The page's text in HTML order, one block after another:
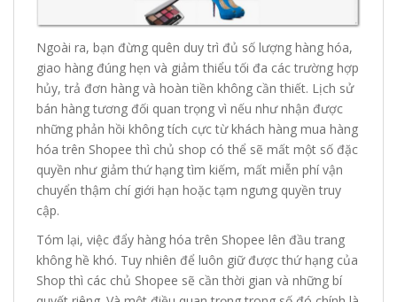
Ngoài ra, bạn đừng quên duy trì đủ số lượng hàng hóa,
giao hàng đúng hẹn và giảm thiểu tối đa các trường hợp
hủy, trả đơn hàng và hoàn tiền không cần thiết. Lịch sử
bán hàng tương đối quan trọng vì nếu như nhận được
những phản hồi không tích cực từ khách hàng mua hàng
hóa trên Shopee thì chủ shop có thể sẽ mất một số đặc
quyền như giảm thứ hạng tìm kiếm, mất miễn phí vận
chuyển thậm chí giới hạn hoặc tạm ngưng quyền truy
cập.
Tóm lại, việc đẩy hàng hóa trên Shopee lên đầu trang
không hề khó. Tuy nhiên để luôn giữ được thứ hạng của
Shop thì các chủ Shopee sẽ cần thời gian và những bí